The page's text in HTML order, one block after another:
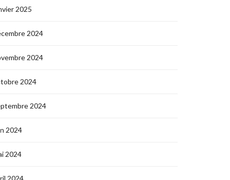
2025
2024
2024
2024
2024
2024
2024
2024